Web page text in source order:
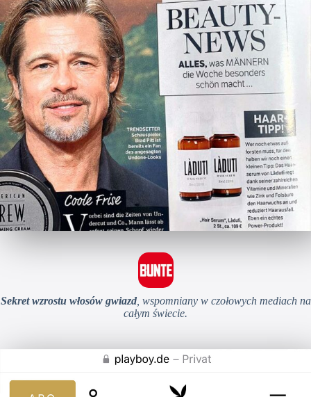
Sekret wzrostu włosów gwiazd, wspomniany w czołowych mediach na
całym świecie.